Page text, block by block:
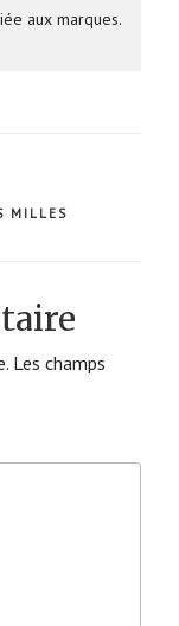
aux marques.
MILLES
Les champs